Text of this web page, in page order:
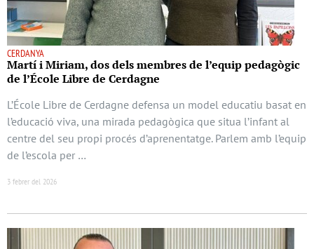
CERDANYA
Martí i Miriam, dos dels membres de l’equip pedagògic
de l’École Libre de Cerdagne
L’École Libre de Cerdagne defensa un model educatiu basat en
l’educació viva, una mirada pedagògica que situa l’infant al
centre del seu propi procés d’aprenentatge. Parlem amb l’equip
de l’escola per …
3 febrer del 2026